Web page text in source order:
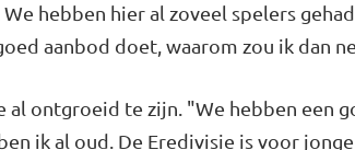
hebben hier al zoveel spelers
aanbod doet, waarom zou ik dan
al ontgroeid te zijn. "We hebben een
ik al oud. De Eredivisie is voor